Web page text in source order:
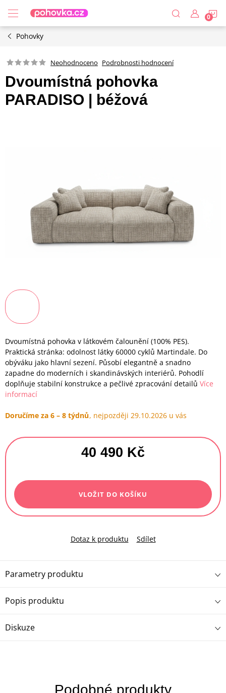
obsah
Pohovky
Neohodnoceno Podrobnosti hodnocení
Dvoumístná pohovka
PARADISO | béžová
Dvoumístná pohovka v látkovém čalounění (100% PES).
Praktická stránka: odolnost látky 60000 cyklů Martindale. Do
obýváku jako hlavní sezení. Působí elegantně a snadno
zapadne do moderních i skandinávských interiérů. Pohodlí
doplňuje stabilní konstrukce a pečlivé zpracování detailů Více
informací
Doručíme za 6 – 8 týdnů 29.10.2026
40 490 Kč
VLOŽIT DO KOŠÍKU
Dotaz k produktu Sdílet
Popis produktu
Parametry produktu
Diskuze